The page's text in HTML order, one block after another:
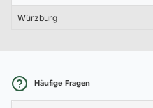
Würzburg
Häufige Fragen